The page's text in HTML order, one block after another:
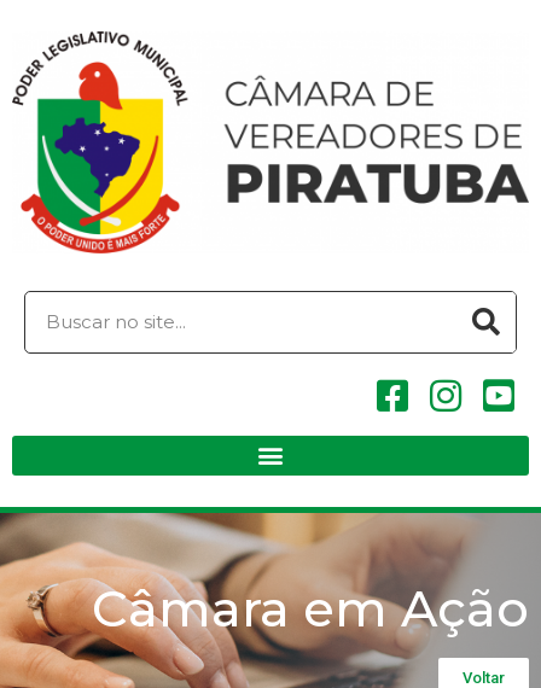
Câmara em Ação
Voltar